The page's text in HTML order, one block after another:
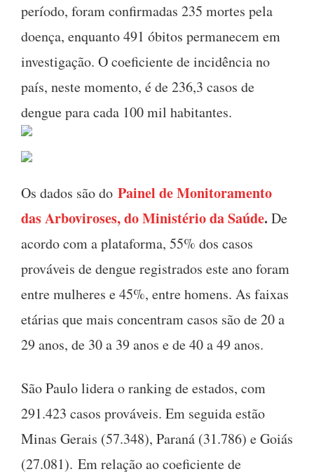
período, foram confirmadas 235 mortes pela
doença, enquanto 491 óbitos permanecem em
investigação. O coeficiente de incidência no
país, neste momento, é de 236,3 casos de
dengue para cada 100 mil habitantes.
Os dados são do Painel de Monitoramento
das Arboviroses, do Ministério da Saúde. De
acordo com a plataforma, 55% dos casos
prováveis de dengue registrados este ano foram
entre mulheres e 45%, entre homens. As faixas
etárias que mais concentram casos são de 20 a
29 anos, de 30 a 39 anos e de 40 a 49 anos.
São Paulo lidera o ranking de estados, com
291.423 casos prováveis. Em seguida estão
Minas Gerais (57.348), Paraná (31.786) e Goiás
(27.081). Em relação ao coeficiente de